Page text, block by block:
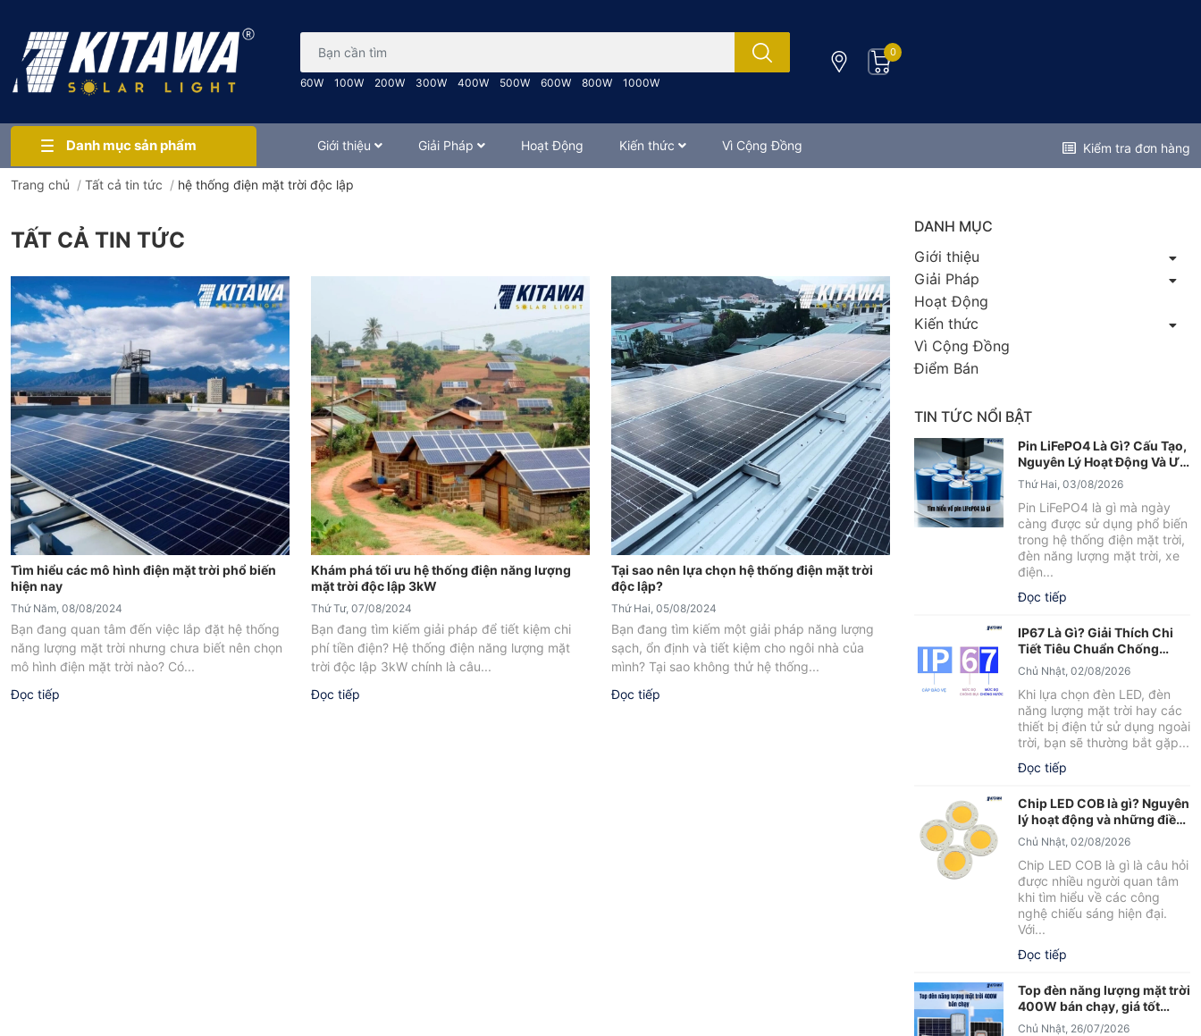
60W 100W 200W 300W 400W 500W 600W 800W 1000W
0
Danh mục sản phẩm Giới thiệu Giải Pháp Hoạt Động Kiến thức Vì Cộng Đồng Kiểm tra đơn hàng
Trang chủ / Tất cả tin tức / hệ thống điện mặt trời độc lập
TẤT CẢ TIN TỨC
Tìm hiểu các mô hình điện mặt trời phổ biến
hiện nay
Thứ Năm, 08/08/2024
Bạn đang quan tâm đến việc lắp đặt hệ thống
năng lượng mặt trời nhưng chưa biết nên chọn
mô hình điện mặt trời nào? Có...
Đọc tiếp
Khám phá tối ưu hệ thống điện năng lượng
mặt trời độc lập 3kW
Thứ Tư, 07/08/2024
Bạn đang tìm kiếm giải pháp để tiết kiệm chi
phí tiền điện? Hệ thống điện năng lượng mặt
trời độc lập 3kW chính là câu...
Đọc tiếp
Tại sao nên lựa chọn hệ thống điện mặt trời
độc lập?
Thứ Hai, 05/08/2024
Bạn đang tìm kiếm một giải pháp năng lượng
sạch, ổn định và tiết kiệm cho ngôi nhà của
mình? Tại sao không thử hệ thống...
Đọc tiếp
DANH MỤC
Giới thiệu
Giải Pháp
Hoạt Động
Kiến thức
Vì Cộng Đồng
Điểm Bán
TIN TỨC NỔI BẬT
Pin LiFePO4 Là Gì? Cấu Tạo,
Nguyên Lý Hoạt Động Và Ưu
Điểm Nổi Bật
Thứ Hai, 03/08/2026
Pin LiFePO4 là gì mà ngày
càng được sử dụng phổ biến
trong hệ thống điện mặt trời,
đèn năng lượng mặt trời, xe
điện...
Đọc tiếp
IP67 Là Gì? Giải Thích Chi
Tiết Tiêu Chuẩn Chống
Nước IP67
Chủ Nhật, 02/08/2026
Khi lựa chọn đèn LED, đèn
năng lượng mặt trời hay các
thiết bị điện tử sử dụng ngoài
trời, bạn sẽ thường bắt gặp...
Đọc tiếp
Chip LED COB là gì? Nguyên
lý hoạt động và những điều
cần biết
Chủ Nhật, 02/08/2026
Chip LED COB là gì là câu hỏi
được nhiều người quan tâm
khi tìm hiểu về các công
nghệ chiếu sáng hiện đại.
Với...
Đọc tiếp
Top đèn năng lượng mặt trời
400W bán chạy, giá tốt
2026
Chủ Nhật, 26/07/2026